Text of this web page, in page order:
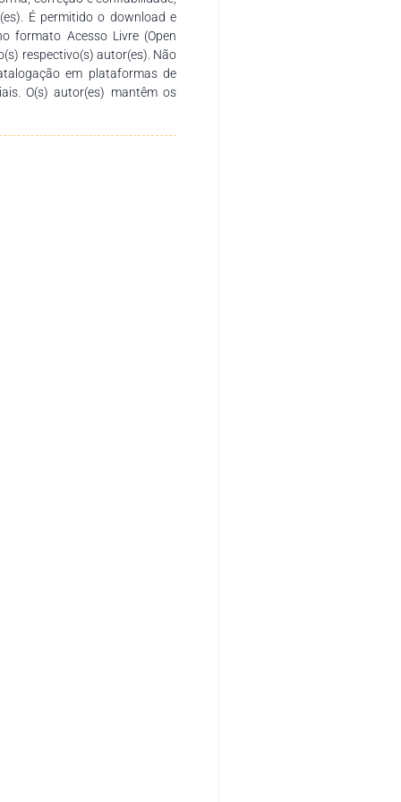
para o diagnóstico e
de reduzir as altas taxas de
É permitido o download e
formato Acesso Livre (Open
respectivo(s) autor(es). Não
em plataformas de
O(s) autor(es) mantêm os